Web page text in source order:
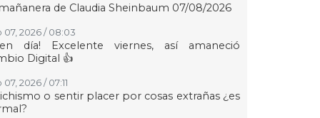
de Claudia Sheinbaum 07/08/2026
07, 2026 / 08:03
día! Excelente viernes, así amaneció
Digital 👍
2026 / 07:11
o sentir placer por cosas extrañas ¿es